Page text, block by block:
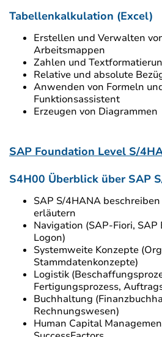
Tabellenkalkulation (Excel)
Erstellen und Verwalten
Arbeitsmappen
Zahlen und
Relative und absolute
Anwenden von Formeln
Funktionsassistent
Erzeugen von Diagrammen
SAP Foundation Level S/
S4H00 Überblick über SAP
SAP S/4HANA
erläutern
Navigation (SAP-Fiori, SAP
Logon)
Systemweite Konzepte
Stammdatenkonzepte)
Logistik
Fertigungsprozess,
Buchhaltung
Rechnungswesen)
Human Capital